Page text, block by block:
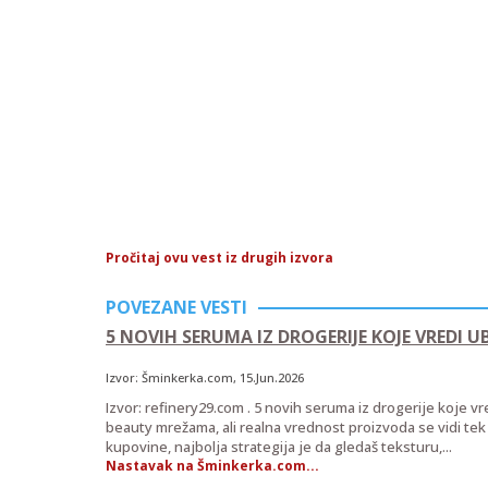
Pročitaj ovu vest iz drugih izvora
POVEZANE VESTI
5 NOVIH SERUMA IZ DROGERIJE KOJE VREDI
Izvor: Šminkerka.com, 15.Jun.2026
Izvor: refinery29.com . 5 novih seruma iz drogerije koje
beauty mrežama, ali realna vrednost proizvoda se vidi
kupovine, najbolja strategija je da gledaš teksturu,...
Nastavak na Šminkerka.com...